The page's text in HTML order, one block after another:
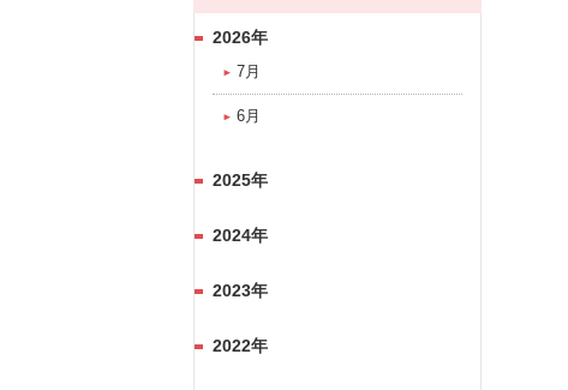
2026年
7月
6月
2025年
2024年
2023年
2022年